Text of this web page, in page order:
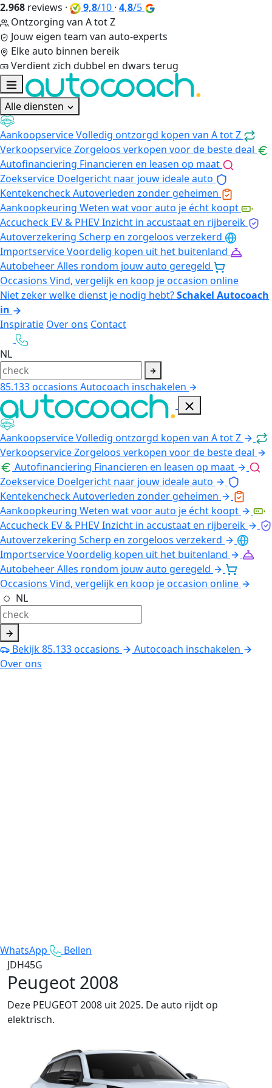
2.968 reviews · 9,8/10 · 4,8/5
Ontzorging van A tot Z
Jouw eigen team van auto-experts
Elke auto binnen bereik
Verdient zich dubbel en dwars terug
Alle diensten
AankoopserviceVolledig ontzorgd kopen van A tot Z
VerkoopserviceZorgeloos verkopen voor de beste deal
Autofinanciering Financieren en leasen op maat
Zoekservice Doelgericht naar jouw ideale auto
KentekencheckAutoverleden zonder geheimen
Aankoopkeuring Weten wat voor auto je écht koopt
Accucheck EV & PHEVInzicht in accustaat en rijbereik
Autoverzekering Scherp en zorgeloos verzekerd
ImportserviceVoordelig kopen uit het buitenland
AutobeheerAlles rondom jouw auto geregeld
Occasions Vind, vergelijk en koop je occasion online
Niet zeker welke dienst je nodig hebt?Schakel Autocoach
in
Inspiratie Over ons Contact
NL
85.133occasions Autocoach inschakelen
AankoopserviceVolledig ontzorgd kopen van A tot Z
VerkoopserviceZorgeloos verkopen voor de beste deal
Autofinanciering Financieren en leasen op maat
Zoekservice Doelgericht naar jouw ideale auto
KentekencheckAutoverleden zonder geheimen
Aankoopkeuring Weten wat voor auto je écht koopt
Accucheck EV & PHEVInzicht in accustaat en rijbereik
Autoverzekering Scherp en zorgeloos verzekerd
ImportserviceVoordelig kopen uit het buitenland
AutobeheerAlles rondom jouw auto geregeld
Occasions Vind, vergelijk en koop je occasion online
NL
Bekijk85.133occasions
Autocoach inschakelen
Over ons
WhatsApp
Bellen
JDH45G
Peugeot 2008
Deze PEUGEOT 2008 uit 2025. De auto rijdt op
elektrisch.